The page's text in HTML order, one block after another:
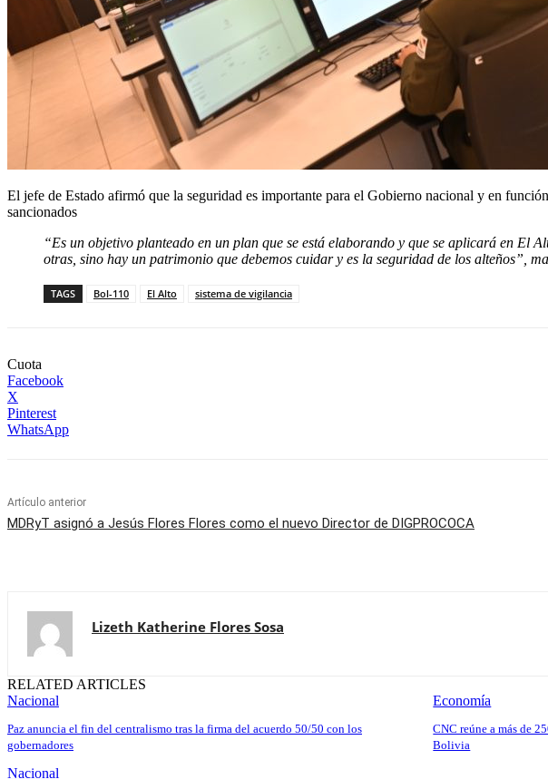
El jefe de Estado afirmó que la seguridad es importante para el Gobierno nacional y en
sancionados
“Es un objetivo planteado en un plan que se está elaborando y que se aplicará en El
otras, sino hay un patrimonio que debemos cuidar y es la seguridad de los alteños”,
TAGS Bol-110 El Alto sistema de vigilancia
Cuota
Facebook
X
Pinterest
WhatsApp
Artículo anterior
MDRyT asignó a Jesús Flores Flores como el nuevo Director de DIGPROCOCA
Lizeth Katherine Flores Sosa
RELATED ARTICLES
Nacional
Paz anuncia el fin del centralismo tras la firma del acuerdo 50/50 con los
gobernadores
Economía
CNC reúne a más de
Bolivia
Nacional